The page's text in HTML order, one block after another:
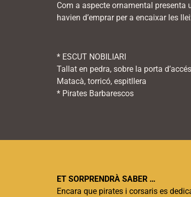
Com a aspecte ornamental presenta
havien d’emprar per a encaixar les
* ESCUT NOBILIARI
Tallat en pedra, sobre la porta
Matacà, torricó, espitllera
* Pirates Barbarescos
ET SORPRENDRÀ SABER …
Encara que pirates i corsaris es